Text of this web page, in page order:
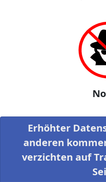
Erhöhter
anderen
verzichten auf